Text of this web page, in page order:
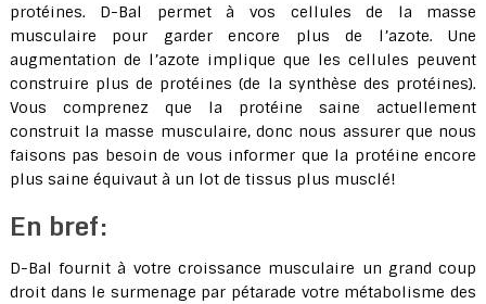
protéines. D-Bal permet à vos cellules de la masse
musculaire pour garder encore plus de l’azote. Une
augmentation de l’azote implique que les cellules peuvent
construire plus de protéines (de la synthèse des protéines).
Vous comprenez que la protéine saine actuellement
construit la masse musculaire, donc nous assurer que nous
faisons pas besoin de vous informer que la protéine encore
plus saine équivaut à un lot de tissus plus musclé!
En bref:
D-Bal fournit à votre croissance musculaire un grand coup
droit dans le surmenage par pétarade votre métabolisme des